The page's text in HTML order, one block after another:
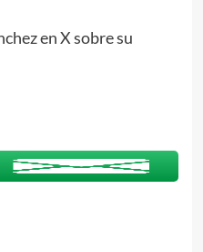
en X sobre su